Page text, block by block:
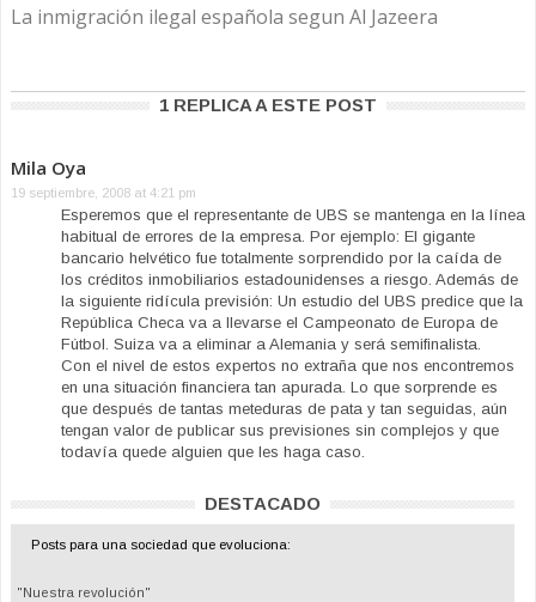
La inmigración ilegal española segun Al Jazeera
1 REPLICA A ESTE POST
Mila Oya
19 septiembre, 2008 at 4:21 pm
Esperemos que el representante de UBS se mantenga en la línea
habitual de errores de la empresa. Por ejemplo: El gigante
bancario helvético fue totalmente sorprendido por la caída de
los créditos inmobiliarios estadounidenses a riesgo. Además de
la siguiente ridícula previsión: Un estudio del UBS predice que la
República Checa va a llevarse el Campeonato de Europa de
Fútbol. Suiza va a eliminar a Alemania y será semifinalista.
Con el nivel de estos expertos no extraña que nos encontremos
en una situación financiera tan apurada. Lo que sorprende es
que después de tantas meteduras de pata y tan seguidas, aún
tengan valor de publicar sus previsiones sin complejos y que
todavía quede alguien que les haga caso.
DESTACADO
Posts para una sociedad que evoluciona:
"Nuestra revolución"